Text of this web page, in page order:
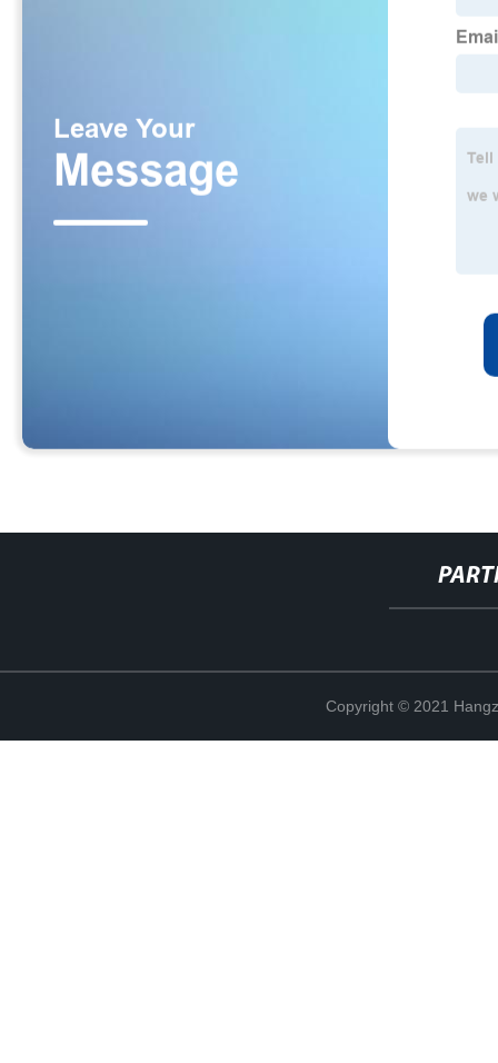
Copyright © 2021